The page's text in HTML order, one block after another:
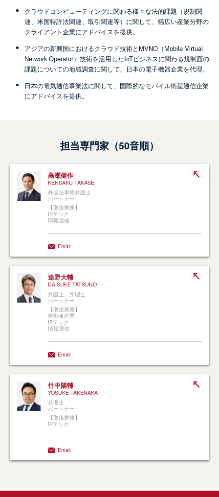
クラウドコンピューティングに関わる様々な法的課題（規制関
連、米国特許法関連、取引関連等）に関して、幅広い産業分野の
クライアント企業にアドバイスを提供。
アジアの新興国におけるクラウド技術とMVNO（Mobile Virtual
Network Operator）技術を活用したIoTビジネスに関わる規制面の
課題についての地域調査に関して、日本の電子機器企業を代理。
日本の電気通信事業法に関して、国際的なモバイル衛星通信企業
にアドバイスを提供。
担当専門家（50音順）
高瀬健作
KENSAKU TAKASE
外国法事務弁護士
パートナー
【取扱業務】
IPテック
情報通信
Email
達野大輔
DAISUKE TATSUNO
弁護士、弁理士
パートナー
【取扱業務】
自動車産業
IPテック
情報通信
Email
竹中陽輔
YOSUKE TAKENAKA
弁理士
パートナー
【取扱業務】
IPテック
Email